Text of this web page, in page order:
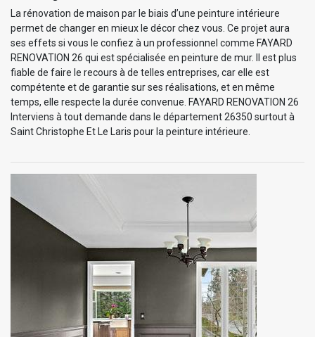
La rénovation de maison par le biais d’une peinture intérieure
permet de changer en mieux le décor chez vous. Ce projet aura
ses effets si vous le confiez à un professionnel comme FAYARD
RENOVATION 26 qui est spécialisée en peinture de mur. Il est plus
fiable de faire le recours à de telles entreprises, car elle est
compétente et de garantie sur ses réalisations, et en même
temps, elle respecte la durée convenue. FAYARD RENOVATION 26
Interviens à tout demande dans le département 26350 surtout à
Saint Christophe Et Le Laris pour la peinture intérieure.